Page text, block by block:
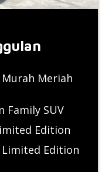
Meriah
Family SUV
Edition
Limited Edition